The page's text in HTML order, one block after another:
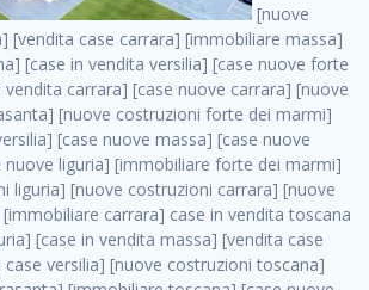
[nuove costruzioni versilia] [vendita case carrara] [immobiliare massa] [case nuove toscana] [case in vendita versilia] [case nuove forte dei marmi] [case in vendita carrara] [case nuove carrara] [nuove costruzioni pietrasanta] [nuove costruzioni forte dei marmi] [immobiliare versilia] [case nuove massa] [case nuove pietrasanta] [case nuove liguria] [immobiliare forte dei marmi] [nuove costruzioni liguria] [nuove costruzioni carrara] [nuove costruzioni massa] [immobiliare carrara] case in vendita toscana [immobiliare liguria] [case in vendita massa] [vendita case massa] [vendita case versilia] [nuove costruzioni toscana] [immobiliare pietrasanta] [immobiliare toscana] [case nuove versilia] nuove costruzioni case nuove in vendita case nuove case in costruzione case nuova costruzione appartamenti nuova costruzione case in vendita nuove costruzioni terreno edificabile nuove costruzioni milano marina di carrara carrara massa massa carrara toscana versilia case in vendita a milano case in vendita a roma appartamenti nuovi in vendita vendita case milano case in vendita torino case in vendita milano case di nuova costruzione nuove costruzioni roma case in vendita roma , affittasi casa privato . vendita case roma vendita case torino villette nuova costruzione vendita case privati cerco casa milano vendita case impresa edile vendita case genova vendita immobili vendita case nuove cerco casa ville nuova costruzione annunci case in vendita case in vendita nuova costruzione nuove case in vendita case in vendita da privati villette a schiera cerco casa in vendita case in affitto vendita nuove costruzioni costruire case affitto affitto negozio milano cerco casa roma cerco casa nuova costruzione appartamenti in costruzione, affittasi casa privato . case nuove vendita case in vendita nuove case nuove milano nuove costruzioni morena case in vendita costruzioni case case in vendita tor vergata nuova annunci vendita case case in vendita milano centro, affittasi casa privato . vendita case nuova costruzione case in vendita privati agenzia immobiliare appartamenti di nuova costruzione ville in costruzione case in vendita a opera nuova costruzione nuove costruzioni torino, affittasi casa privato . appartamenti nuovi impresa edile roma trova casa costruzioni nuove appartamenti in affitto cantieri in costruzione, affittasi casa privato . immobiliare nuove costruzioni case in vendita dragona appartamenti in vendita siti vendita case case in vendita roma nord nuovi costruzioni ville nuove in vendita nuove costruzioni in vendita trovocasa cerco casa affitto villette in vendita nuove costruzioni immobiliari nuove costruzioni bologna toscano immobiliare palermo nuovi appartamenti vendita case dragona nuova costruzione case in vendita villaggio prenestino, affittasi casa privato . case in vendita dal costruttore imprese edili torino nuove costruzioni firenze immobiliare case nuove in costruzione toscano immobiliare milano, affittasi casa privato . casanuova case in vendita acilia dragona case in vendita di nuova costruzione case in vendita da costruttore nuove costruzioni eur case e cantieri appartamenti in vendita nuova costruzione case in vendita a dragona roma case in vendita nuove case in costruzione porta portese immobiliare appartamenti cerco casa disperatamente case in vendita torresina cascine in vendita vendita immobili roma, affittasi casa privato . milano nuove costruzioni morena case in vendita costruzioni edili nuove costruzioni catania visure catastali on line gratis nuove costruzioni monza case in costruzione milano, affittasi casa privato . nuove costruzioni boccea vendita immobili milano attico immobiliare roma vendita imprese edili bergamo impresa edile bologna case in vendita a classe appartamento nuovo nuove costruzioni pietralata case costruzione case in vendita roma sud nuove costruzioni residenziali a milano appartamenti nuova costruzione milano case in vendita boccea case in vendita morena nuove costruzioni vendita immobili privati, affittasi casa privato . comprare casa nuova costruzione case in vendita con leasing case in vendita ostia antica case nuova costruzione milano appartamenti nuovi milano case nuove roma nuove costruzioni bari edilizia convenzionata case in vendita a tortona villaggio prenestino case in vendita toscano immobiliare professione casa nuove costruzioni parma impresa costruzioni nuove case nuove costruzioni bergamo vendita immobili torino ville di nuova costruzione solo affitti appartamento nuovo in vendita appartamenti nuova costruzione roma case nuova costruzione roma, affittasi casa privato . nuove costruzioni a milano case in costruzione roma impresa di costruzioni grimaldi immobiliare costruzioni villetta nuova costruzione case in vendita da imprese edili cerco casa a acquisto casa in costruzione nuove costruzioni mare costruzioni immobiliari cantieri nuove costruzioni acquisto casa nuova costruzione nuove costruzioni padova comprare casa in costruzione impresa edile napoli nuove costruzioni pescara casa risorse immobiliari, affittasi casa privato . immobili in costruzione villette nuove villette nuove in vendita gabetti imprese edili verona nuove costruzioni milano sud nuovi immobili nuove costruzioni legnano, affittasi casa privato . cantieri nuove costruzioni milano villa nuova case vendita nuove costruzioni appartamenti in vendita nuovi immobili nuovi costruttori case imprese edili brescia nuovi appartamenti milano case in vendita selva nera casa nuova retecasa case nuova costruzione in vendita monolocale imprese edili firenze imprese edili padova frimm vendita case dragona nuove costruzioni vendita imprese edili parma imprese di costruzioni milano immobiliare toscano frimm immobiliare roma case case dal costruttore acquisto terreno agricolo imprese edili italiane roma vende casa case nuove a milano nuove costruzioni a roma imprese costruzioni roma cerco casa nuova immobili di nuova costruzione case in vendita castelverde roma impresa edile palermo rent to buy roma nuove costruzioni, affittasi casa privato . tempocasa case in vendita a riscatto nuove costruzioni varese nuove costruzioni bolzano vendita case in costruzione nuove costruzioni lecce cantiere milano costruire villa imprese edili treviso impresa edile catania case in vendita roma tiburtina vendita appartamenti nuova costruzione vendita immobili commerciali case nuove in vendita milano nuove costruzioni seregno cerca casa vendita cerco casa milano vendita nuove costruzioni milano ovest vendita case nuove milano imprese edili modena nuove costruzioni milano centro case in vendita aranova nuove abitazioni, affittasi casa privato ., affittasi casa privato . nuove costruzioni brescia nuove costruzioni como appartamenti nuovi in vendita a milano case in vendita bologna nuove costruzioni appartamenti in vendita milano nuova costruzione imprese edili como morena nuove costruzioni nuove costruzioni case vendita appartamenti nuovi nuove costruzioni salerno eurekasa villette in costruzione bilocali nuovi case nuove in vendita a roma case in vendita con permuta nuove costruzioni trento impresa edile varese imprese costruzioni milano imprese edili venezia case in vendita prenestina imprese edili spa nuove costruzioni gallarate roma nuove costruzioni case in nuova costruzione nuovi case nuove in vendita a milano nuove costruzioni loano nuovi cantieri milano imprese edili novara case in vendita roma est imprese di costruzioni roma appartamenti in costruzione milano nuovi cantieri cerco casa vendita milano nuove costruzioni brugherio vendita case da imprese edili imprese edili udine nuove costruzioni direttamente dal costruttore imprese edili vicenza case in vendita a loano nuova costruzione nuove villette prezzi case nuove case in vendita in costruzione compravendita terreno agricolo cantiere, affittasi casa privato . case in vendita milano navigli costruzione nuova casa costruzioni nuove milano nuove costruzioni roma rent to buy nuove costruzioni taranto palazzo in costruzione vendita appartamenti nuova costruzione milano centro costruzioni milano case in vendita milano nuove costruzioni case in vendita milano sud impresa edile como case nuove a roma boccea case in vendita imprese edili trento nuove costruzioni buccinasco case in costruzione a milano nuove costruzioni ripamonti case in vendita a salerno nuove costruzioni nuove residenze milano case nuove vendita milano nuove costruzioni milano nord nuove costruzioni livorno vendita nuove costruzioni roma nuove costruzioni liguria costruzioni roma cerco casa roma vendita nuove costruzioni classe a impresa edile rimini nuovi annunci case in vendita nuove costruzioni magenta todini costruzioni case grezze in vendita vendita appartamenti nuovi milano case in vendita gallaratese milano nuove costruzioni arezzo, affittasi casa privato . case in vendita castelverde case nuove dal costruttore nuovo appartamento nuove costruzioni desenzano imprese edili lombardia imprese edili veneto appartamenti in costruzione roma case vendita pescara nuove costruzioni case in vendita ad acilia imprese edili verona e provincia nuove costruzioni desio appartamenti classe a milano firenze nuove costruzioni pirelli re immobiliare grandi imprese di costruzioni case in vendita torresina roma case in vendita navigli milano nuove costruzioni roma centro nuovecostruzioni appartamenti nuovi a milano impresa edile ancona nuove residenze dragona case in vendita nuove costruzioni brindisi vendita nuove costruzioni milano case in vendita arredate nuove case milano case nuove milano centro sito impresa edile nuove costruzioni mont